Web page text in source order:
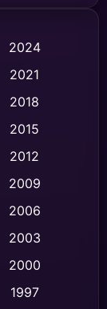
(47)
(454)
(532)
2024
2021
2018
2015
2012
2009
2006
2003
2000
1997